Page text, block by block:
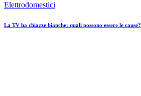
Elettrodomestici
La TV ha chiazze bianche: quali possono essere le cause?